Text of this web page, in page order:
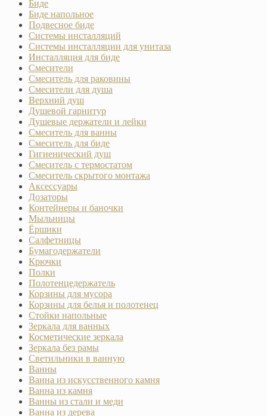
Биде
Биде напольное
Подвесное биде
Системы инсталляций
Системы инсталляции для унитаза
Инсталляция для биде
Смесители
Смеситель для раковины
Смесители для душа
Верхний душ
Душевой гарнитур
Душевые держатели и лейки
Смеситель для ванны
Смеситель для биде
Гигиенический душ
Смеситель с термостатом
Смеситель скрытого монтажа
Аксессуары
Дозаторы
Контейнеры и баночки
Мыльницы
Ёршики
Салфетницы
Бумагодержатели
Крючки
Полки
Полотенцедержатель
Корзины для мусора
Корзины для белья и полотенец
Стойки напольные
Зеркала для ванных
Косметические зеркала
Зеркала без рамы
Светильники в ванную
Ванны
Ванна из искусственного камня
Ванна из камня
Ванны из стали и меди
Ванна из дерева